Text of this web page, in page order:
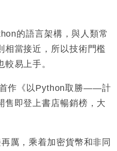
的語言架構，與人類常
相當接近，所以技術門檻
易上手。
作《以Python取勝——計
售即登上書店暢銷榜，大
厲，乘着加密貨幣和非同